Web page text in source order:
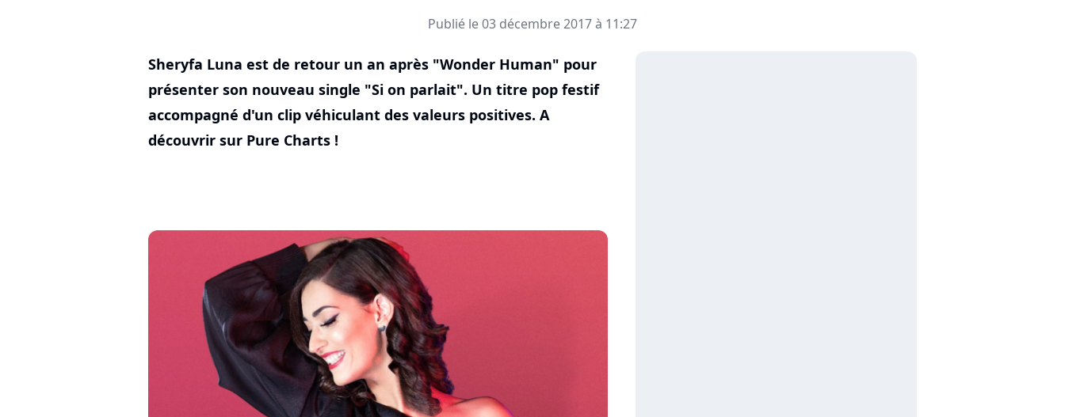
Publié le 03 décembre 2017 à 11:27
Sheryfa Luna est de retour un an après "Wonder Human" pour
présenter son nouveau single "Si on parlait". Un titre pop festif
accompagné d'un clip véhiculant des valeurs positives. A
découvrir sur Pure Charts !